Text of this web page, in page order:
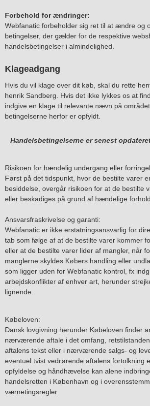
Forbehold for ændringer:
Webfanatic forbeholder sig ret til at ændre og
betingelser, der gælder for de respektive
handelsbetingelser i almindelighed.
Klageadgang
Hvis du vil klage over dit køb, skal du rette
henrik Sandberg. Hvis det ikke lykkes os at
indgive en klage til relevante nævn på
betingelserne herfor er opfyldt.
Handelsbetingelserne er senest
Risikoen for hændelig undergang eller
Først på det tidspunkt, hvor de bestilte varer
besiddelse, overgår risikoen for at de bestilte
eller beskadiges på grund af hændelige
Ansvarsfraskrivelse og garanti:
Webfanatic er ikke erstatningsansvarlig for
tab som følge af at de bestilte varer kommer
eller at de bestilte varer lider af mangler, når
manglerne skyldes Købers handling eller
som ligger uden for Webfanatic kontrol, fx
arbejdskonflikter af enhver art, herunder
lignende.
Købeloven:
Dansk lovgivning herunder Købeloven finder
nærværende aftale i det omfang,
aftalens tekst eller i nærværende salgs- og
eventuel tvist vedrørende aftalens fortolkning
opfyldelse og håndhævelse kan alene
handelsretten i København og i
værnetingsregler